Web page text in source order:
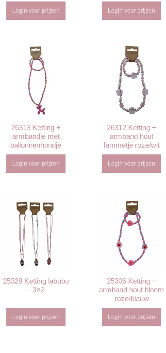
Login voor prijzen Login voor prijzen
26313 Ketting +
armbandje met
ballonnenhondje
Login voor prijzen
26312 Ketting +
armband hout
lammetje roze/wit
Login voor prijzen
25328 Ketting labubu
– 3×2
Login voor prijzen
25306 Ketting +
armband hout bloem
roze/blauw
Login voor prijzen